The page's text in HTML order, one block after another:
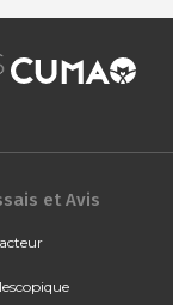
et Avis